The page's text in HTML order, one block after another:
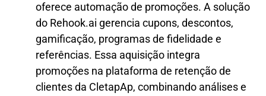
oferece automação de promoções. A solução
do Rehook.ai gerencia cupons, descontos,
gamificação, programas de fidelidade e
referências. Essa aquisição integra
promoções na plataforma de retenção de
clientes da CletapAp, combinando análises e